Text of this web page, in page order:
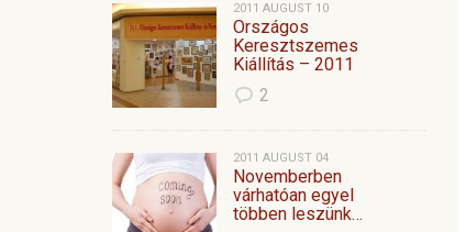
2011 AUGUST 10
Országos
Keresztszemes
Kiállítás – 2011
2
2011 AUGUST 04
Novemberben
várhatóan egyel
többen leszünk…